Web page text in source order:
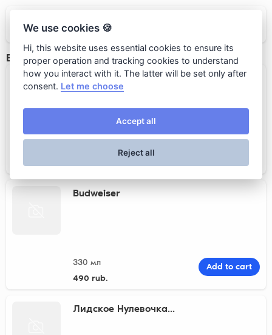
Сибирский ресторан «ЧемодаН»
Beer
Хамовники Венское...
Budweiser
330 мл
490 rub.
Add to cart
Лидское Нулевочка...
We use cookies 🍪
Hi, this website uses essential cookies to ensure its
proper operation and tracking cookies to understand
how you interact with it. The latter will be set only after
consent. Let me choose
Accept all
Reject all